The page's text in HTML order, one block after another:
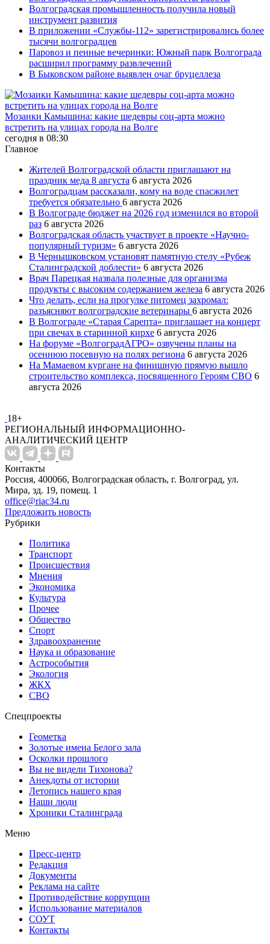
Волгоградская промышленность получила новый
инструмент развития
В приложении «Службы-112» зарегистрировались более
тысячи волгоградцев
Паровоз и пенные вечеринки: Южный парк Волгограда
расширил программу развлечений
В Быковском районе выявлен очаг бруцеллеза
Мозаики Камышина: какие шедевры соц-арта можно
встретить на улицах города на Волге
сегодня в 08:30
Главное
Жителей Волгоградской области приглашают на
праздник меда 8 августа 6 августа 2026
Волгоградцам рассказали, кому на воде спасжилет
требуется обязательно 6 августа 2026
В Волгограде бюджет на 2026 год изменился во второй
раз 6 августа 2026
Волгоградская область участвует в проекте «Научно-
популярный туризм» 6 августа 2026
В Чернышковском установят памятную стелу «Рубеж
Сталинградской доблести» 6 августа 2026
Врач Парецкая назвала полезные для организма
продукты с высоким содержанием железа 6 августа 2026
Что делать, если на прогулке питомец захромал:
разъясняют волгоградские ветеринары 6 августа 2026
В Волгограде «Старая Сарепта» приглашает на концерт
при свечах в старинной кирхе 6 августа 2026
На форуме «ВолгоградАГРО» озвучены планы на
осеннюю посевную на полях региона 6 августа 2026
На Мамаевом кургане на финишную прямую вышло
строительство комплекса, посвященного Героям СВО 6
августа 2026
18+
РЕГИОНАЛЬНЫЙ ИНФОРМАЦИОННО-
АНАЛИТИЧЕСКИЙ ЦЕНТР
Контакты
Россия, 400066, Волгоградская область, г. Волгоград, ул.
Мира, зд. 19, помещ. 1
office@riac34.ru
Предложить новость
Рубрики
Политика
Транспорт
Происшествия
Мнения
Экономика
Культура
Прочее
Общество
Спорт
Здравоохранение
Наука и образование
Астрособытия
Экология
ЖКХ
СВО
Спецпроекты
Геометка
Золотые имена Белого зала
Осколки прошлого
Вы не видели Тихонова?
Анекдоты от истории
Летопись нашего края
Наши люди
Хроники Сталинграда
Меню
Пресс-центр
Редакция
Документы
Реклама на сайте
Противодействие коррупции
Использование материалов
СОУТ
Контакты